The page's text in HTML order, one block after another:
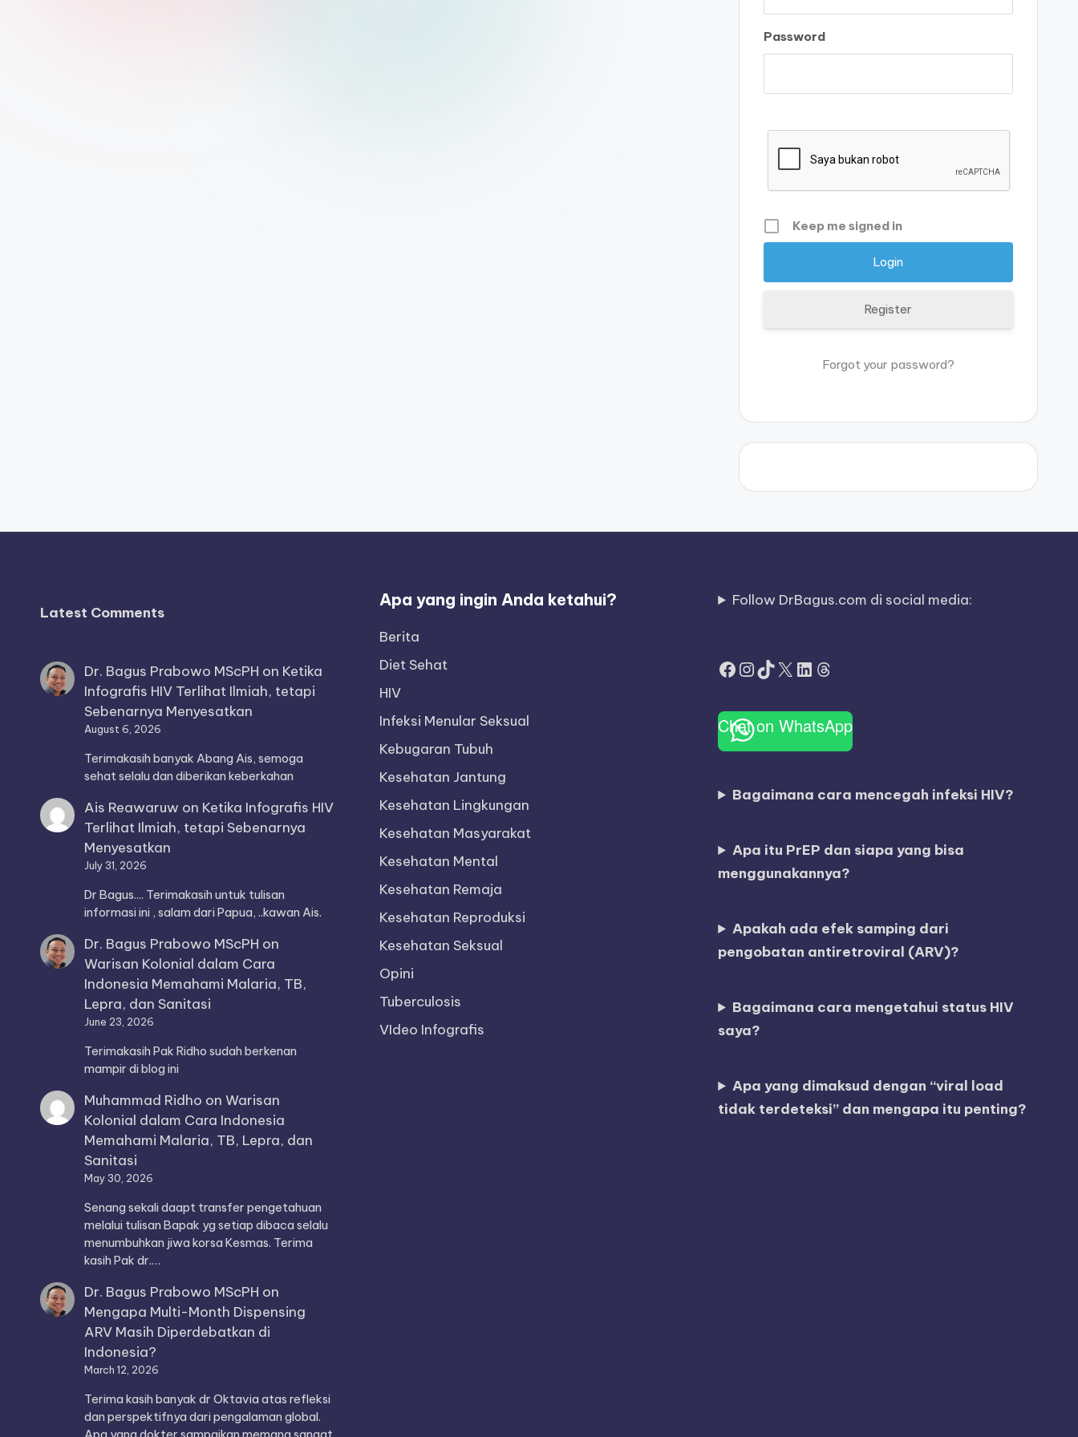
Password
Keep me signed in
Register
Forgot your password?
Latest Comments
Dr. Bagus Prabowo MScPH on Ketika
Infografis HIV Terlihat Ilmiah, tetapi
Sebenarnya Menyesatkan
August 6, 2026
Terimakasih banyak Abang Ais, semoga
sehat selalu dan diberikan keberkahan
Ais Reawaruw on Ketika Infografis HIV
Terlihat Ilmiah, tetapi Sebenarnya
Menyesatkan
July 31, 2026
Dr Bagus.... Terimakasih untuk tulisan
informasi ini , salam dari Papua, ..kawan Ais.
Dr. Bagus Prabowo MScPH on
Warisan Kolonial dalam Cara
Indonesia Memahami Malaria, TB,
Lepra, dan Sanitasi
June 23, 2026
Terimakasih Pak Ridho sudah berkenan
mampir di blog ini
Muhammad Ridho onWarisan
Kolonial dalam Cara Indonesia
Memahami Malaria, TB, Lepra, dan
Sanitasi
May 30, 2026
Senang sekali daapt transfer pengetahuan
melalui tulisan Bapak yg setiap dibaca selalu
menumbuhkan jiwa korsa Kesmas. Terima
kasih Pak dr.…
Dr. Bagus Prabowo MScPH on
Mengapa Multi-Month Dispensing
ARV Masih Diperdebatkan di
Indonesia?
March 12, 2026
Terima kasih banyak dr Oktavia atas refleksi
dan perspektifnya dari pengalaman global.
Apa yang ingin Anda ketahui?
Berita
Diet Sehat
HIV
Infeksi Menular Seksual
Kebugaran Tubuh
Kesehatan Jantung
Kesehatan Lingkungan
Kesehatan Masyarakat
Kesehatan Mental
Kesehatan Remaja
Kesehatan Reproduksi
Kesehatan Seksual
Opini
Tuberculosis
VIdeo Infografis
Follow DrBagus.com di social media:
Facebook
Instagram
TikTok
X LinkedIn
Threads
Chat on WhatsApp
Bagaimana cara mencegah infeksi HIV?
Apa itu PrEP dan siapa yang bisa
menggunakannya?
Apakah ada efek samping dari
pengobatan antiretroviral (ARV)?
Bagaimana cara mengetahui status HIV
saya?
Apa yang dimaksud dengan “viral load
tidak terdeteksi” dan mengapa itu penting?